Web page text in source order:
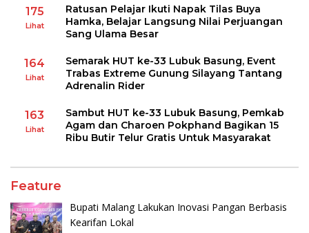
175
Lihat
Ratusan Pelajar Ikuti Napak Tilas Buya
Hamka, Belajar Langsung Nilai Perjuangan
Sang Ulama Besar
164
Lihat
Semarak HUT ke-33 Lubuk Basung, Event
Trabas Extreme Gunung Silayang Tantang
Adrenalin Rider
163
Lihat
Sambut HUT ke-33 Lubuk Basung, Pemkab
Agam dan Charoen Pokphand Bagikan 15
Ribu Butir Telur Gratis Untuk Masyarakat
Feature
Bupati Malang Lakukan Inovasi Pangan Berbasis
Kearifan Lokal